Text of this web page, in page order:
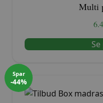
Multi
Spar
-44%